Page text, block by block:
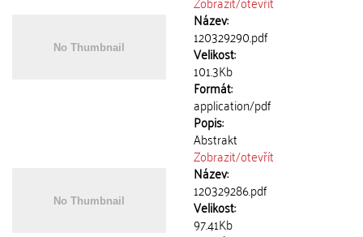
Název:
120329290.pdf
Velikost:
101.3Kb
Formát:
application/pdf
Popis:
Abstrakt
Zobrazit/otevřít
Název:
120329286.pdf
Velikost:
97.41Kb